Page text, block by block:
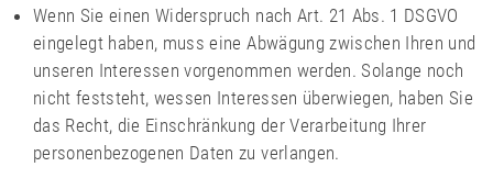
Wenn Sie einen Widerspruch nach Art. 21 Abs. 1 DSGVO
eingelegt haben, muss eine Abwägung zwischen Ihren und
unseren Interessen vorgenommen werden. Solange noch
nicht feststeht, wessen Interessen überwiegen, haben Sie
das Recht, die Einschränkung der Verarbeitung Ihrer
personenbezogenen Daten zu verlangen.